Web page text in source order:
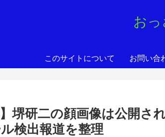
おっ
このサイトについて お問い合
】堺研二の顔画像は公開さ
検出報道を整理